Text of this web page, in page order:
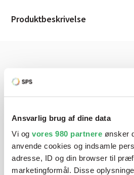
Ansvarlig brug af dine data
Vi og vores 980 partnere ønsker
anvende cookies og indsamle
adresse, ID og din browser til
marketingformål. Disse
Produktbeskrivelse
Har du brug for
klar ved telefonen
Vi tilbyder et bredt sortiment af
autolakering. Lige meget om du
en sprøjtepistol eller om du har
blandeanlægsløsning, kan vi